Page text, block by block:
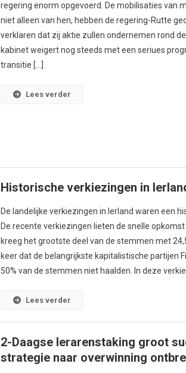
regering enorm opgevoerd. De mobilisaties van
niet alleen van hen, hebben de regering-Rutte
verklaren dat zij aktie zullen ondernemen rond
kabinet weigert nog steeds met een seriues
transitie […]
Lees verder
Historische verkiezingen in
De landelijke verkiezingen in Ierland waren een
De recente verkiezingen lieten de snelle
kreeg het grootste deel van de stemmen met
keer dat de belangrijkste kapitalistische partijen
50% van de stemmen niet haalden. In deze
Lees verder
2-Daagse lerarenstaking groot
strategie naar overwinning